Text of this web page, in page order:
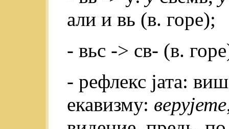
али и вь (в. горе);
- вьс -> св- (в.
- рефлекс јата:
екавизму: верујете